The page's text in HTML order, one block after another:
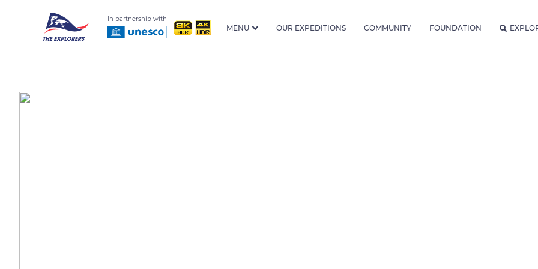
In partnership with
MENU OUR EXPEDITIONS COMMUNITY FOUNDATION